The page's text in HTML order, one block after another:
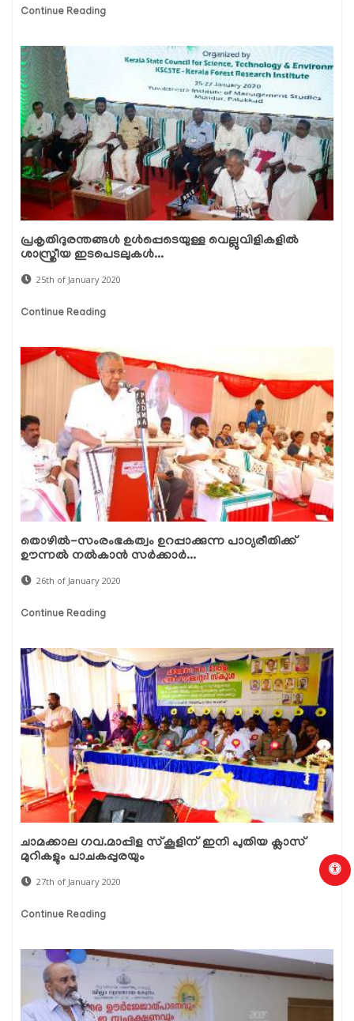
Continue Reading
പ്രകൃതിദുരന്തങ്ങള്‍ ഉള്‍പ്പെടെയുള്ള വെല്ലുവിളികളില്‍
ശാസ്ത്രീയ ഇടപെടലുകള്‍...
25th of January 2020
Continue Reading
തൊഴില്‍-സംരംഭകത്വം ഉറപ്പാക്കുന്ന പാഠ്യരീതിക്ക്
ഊന്നല്‍ നല്‍കാന്‍ സര്‍ക്കാര്‍...
26th of January 2020
Continue Reading
ചാമക്കാല ഗവ.മാപ്പിള സ്‌കൂളിന് ഇനി പുതിയ ക്ലാസ്
മുറികളും പാചകപ്പുരയും
27th of January 2020
Continue Reading